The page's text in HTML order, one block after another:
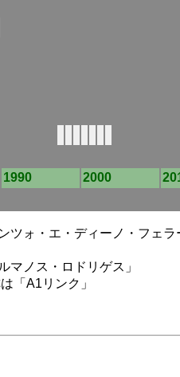
1990 2000
ォ・エ・ディーノ・フェラ
ノス・ロドリゲス」
「A1リンク」